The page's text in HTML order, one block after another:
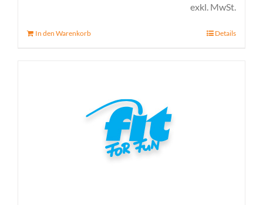
exkl. MwSt.
In den Warenkorb Details